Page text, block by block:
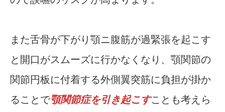
また舌骨が下がり顎ニ腹筋が過緊張を起こす
と開口がスムーズに行かなくなり、顎関節の
関節円板に付着する外側翼突筋に負担が掛か
ることで顎関節症を引き起こすことも考えら